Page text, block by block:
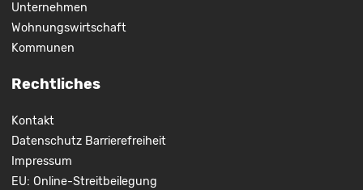
Unternehmen
Wohnungswirtschaft
Kommunen
Rechtliches
Kontakt
Datenschutz Barrierefreiheit
Impressum
EU: Online-Streitbeilegung